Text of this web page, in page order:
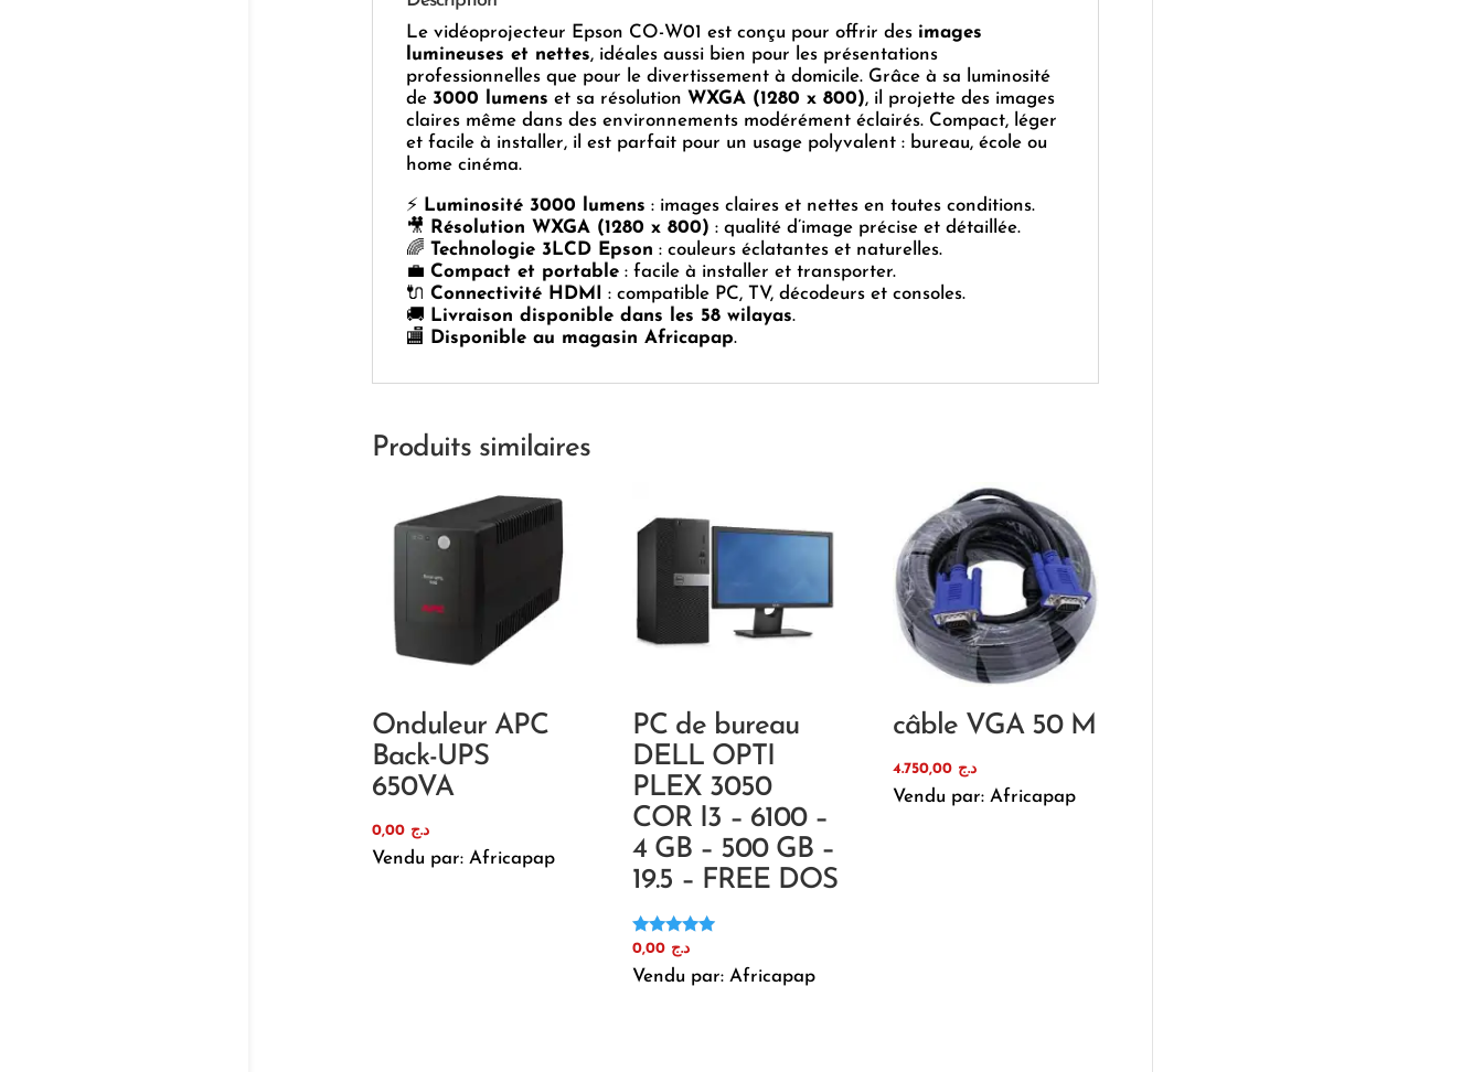
Le vidéoprojecteur Epson CO-W01 est conçu pour offrir des images
lumineuses et nettes, idéales aussi bien pour les présentations
professionnelles que pour le divertissement à domicile. Grâce à sa luminosité
de 3000 lumens et sa résolution WXGA (1280 x 800), il projette des images
claires même dans des environnements modérément éclairés. Compact, léger
et facile à installer, il est parfait pour un usage polyvalent : bureau, école ou
home cinéma.
⚡ Luminosité 3000 lumens : images claires et nettes en toutes conditions.
🎥
Résolution WXGA (1280 x 800) : qualité d’image précise et détaillée.
🌈 Technologie 3LCD Epson : couleurs éclatantes et naturelles.
💼 Compact et portable: facile à installer et transporter.
🔌 Connectivité HDMI
: compatible PC, TV, décodeurs et consoles.
🚚 Livraison disponible dans les 58 wilayas.
🏬
Disponible au magasin Africapap.
Produits similaires
Onduleur APC
Back-UPS
650VA
د.ج 0,00
Vendu par: Africapap
PC de bureau
DELL OPTI
PLEX 3050
COR I3 – 6100 –
4 GB – 500 GB –
19.5 – FREE DOS
Note
sur 5
د.ج 0,00
Vendu par: Africapap
câble VGA 50 M
د.ج
Vendu par: Africapap